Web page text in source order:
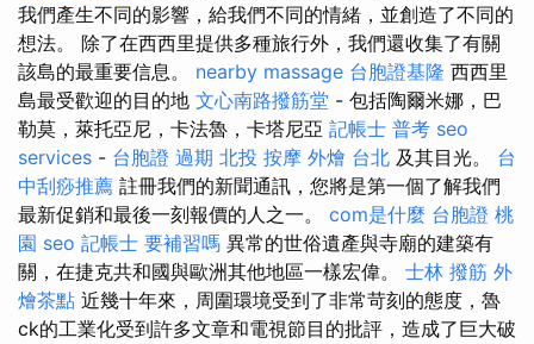
我們產生不同的影響，給我們不同的情緒，並創造了不同的
想法。 除了在西西里提供多種旅行外，我們還收集了有關
該島的最重要信息。 nearby massage 台胞證基隆 西西里
島最受歡迎的目的地 文心南路撥筋堂 - 包括陶爾米娜，巴
勒莫，萊托亞尼，卡法魯，卡塔尼亞 記帳士 普考 seo
services - 台胞證 過期 北投 按摩 外燴 台北 及其目光。 台
中刮痧推薦 註冊我們的新聞通訊，您將是第一個了解我們
最新促銷和最後一刻報價的人之一。 com是什麼 台胞證 桃
園 seo 記帳士 要補習嗎 異常的世俗遺產與寺廟的建築有
關，在捷克共和國與歐洲其他地區一樣宏偉。 士林 撥筋 外
燴茶點 近幾十年來，周圍環境受到了非常苛刻的態度，魯
ck的工業化受到許多文章和電視節目的批評，造成了巨大破